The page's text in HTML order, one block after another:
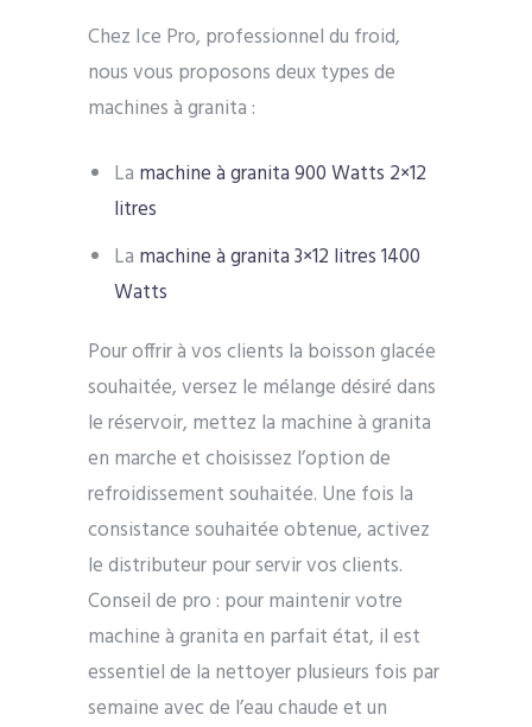
Chez Ice Pro, professionnel du froid,
nous vous proposons deux types de
machines à granita :
La machine à granita 900 Watts 2×12
litres
La machine à granita 3×12 litres 1400
Watts
Pour offrir à vos clients la boisson glacée
souhaitée, versez le mélange désiré dans
le réservoir, mettez la machine à granita
en marche et choisissez l’option de
refroidissement souhaitée. Une fois la
consistance souhaitée obtenue, activez
le distributeur pour servir vos clients.
Conseil de pro : pour maintenir votre
machine à granita en parfait état, il est
essentiel de la nettoyer plusieurs fois par
semaine avec de l’eau chaude et un